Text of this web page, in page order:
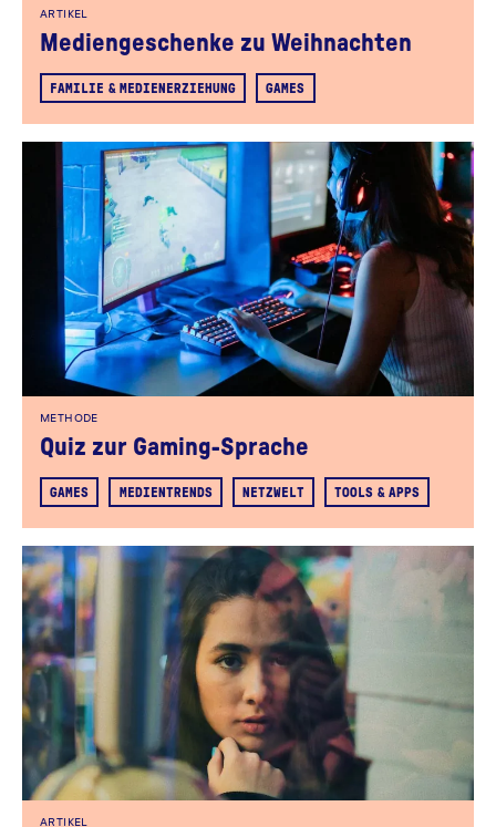
ARTIKEL
Mediengeschenke zu Weihnachten
FAMILIE & MEDIENERZIEHUNG GAMES
METHODE
Quiz zur Gaming-Sprache
GAMES MEDIENTRENDS NETZWELT TOOLS & APPS
ARTIKEL